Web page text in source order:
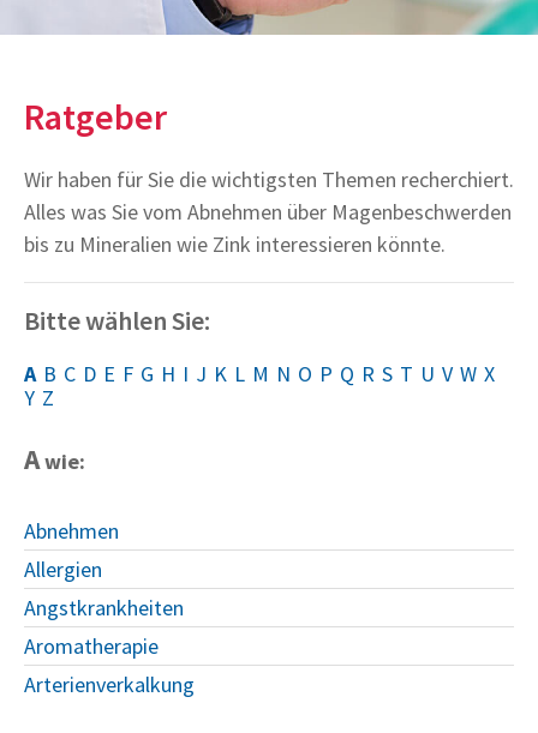
Ratgeber
Wir haben für Sie die wichtigsten Themen recherchiert.
Alles was Sie vom Abnehmen über Magenbeschwerden
bis zu Mineralien wie Zink interessieren könnte.
Bitte wählen Sie:
A B C D E F G H I J K L M N O P Q R S T U V W X
Y Z
Awie:
Abnehmen
Allergien
Angstkrankheiten
Aromatherapie
Arterienverkalkung